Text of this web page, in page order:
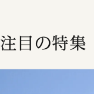
注目の特集